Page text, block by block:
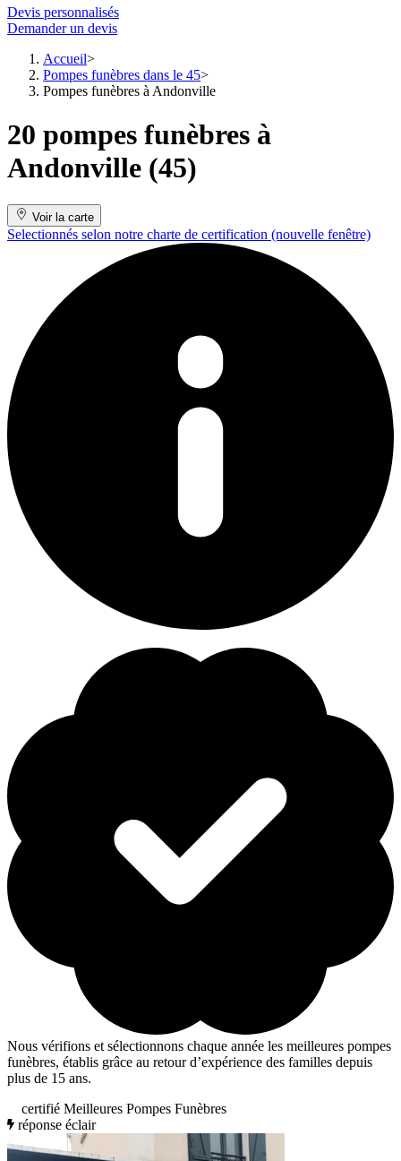
Devis personnalisés
Demander un devis
Accueil
Pompes funèbres dans le 45
Pompes funèbres à Andonville
20 pompes funèbres à
Andonville (45)
Voir la carte
Selectionnés selon notre charte de certification (nouvelle fenêtre)
Nous vérifions et sélectionnons chaque année les meilleures pompes
funèbres, établis grâce au retour d’expérience des familles depuis
plus de 15 ans.
certifié Meilleures Pompes Funèbres
réponse éclair